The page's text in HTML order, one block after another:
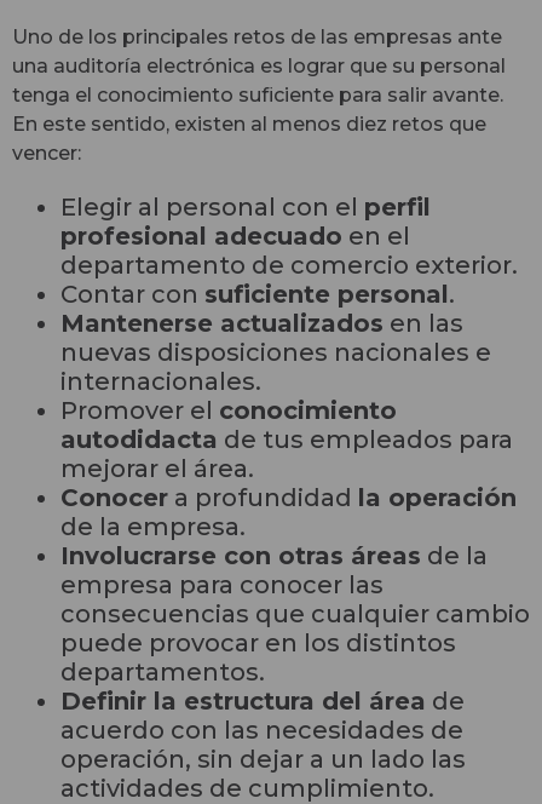
Uno de los principales retos de las empresas ante
una auditoría electrónica es lograr que su personal
tenga el conocimiento suficiente para salir avante.
En este sentido, existen al menos diez retos que
vencer:
Elegir al personal con el perfil
profesional adecuado en el
departamento de comercio exterior.
Contar con suficiente personal.
Mantenerse actualizados en las
nuevas disposiciones nacionales e
internacionales.
Promover el conocimiento
autodidacta de tus empleados para
mejorar el área.
Conocer a profundidad la operación
de la empresa.
Involucrarse con otras áreas de la
empresa para conocer las
consecuencias que cualquier cambio
puede provocar en los distintos
departamentos.
Definir la estructura del área de
acuerdo con las necesidades de
operación, sin dejar a un lado las
actividades de cumplimiento.